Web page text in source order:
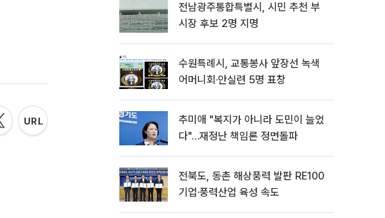
전남광주통합특별시, 시민 추천 부
시장 후보 2명 지명
수원특례시, 교통봉사 앞장선 녹색
어머니회·안실련 5명 표창
추미애 "복지가 아니라 도민이 늘었
다"…재정난 책임론 정면돌파
전북도, 동촌 해상풍력 발판 RE100
기업·풍력산업 육성 속도